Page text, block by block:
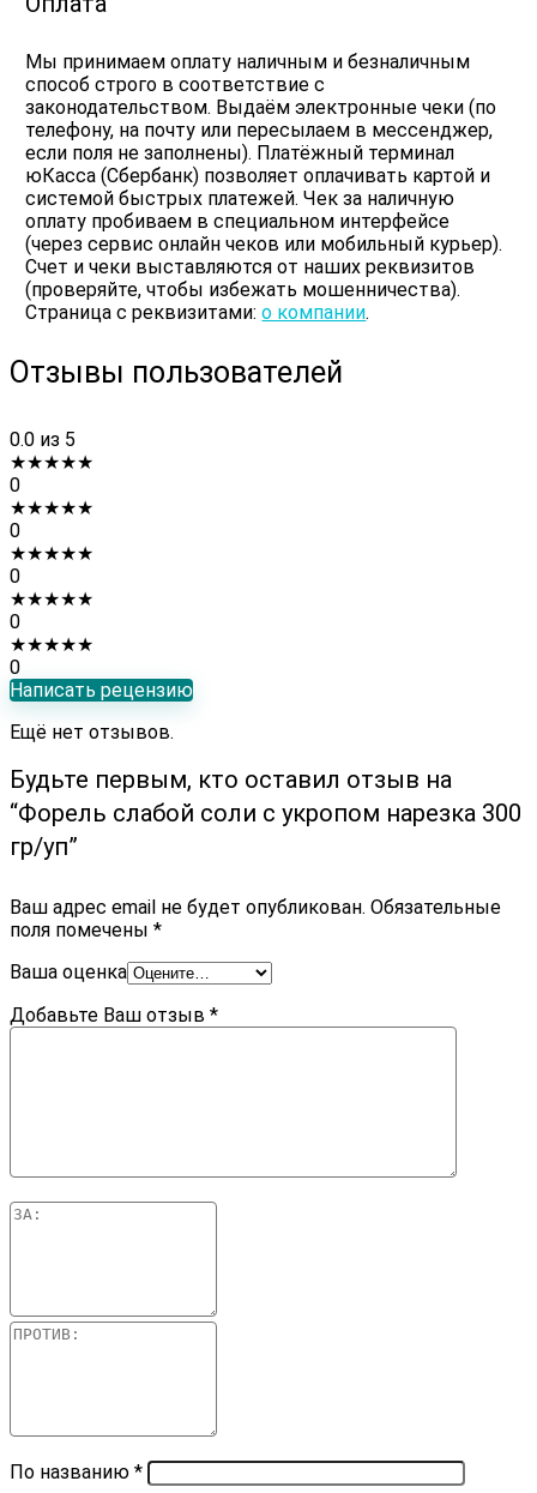
Мы принимаем оплату наличным и безналичным
способ строго в соответствие с
законодательством. Выдаём электронные чеки (по
телефону, на почту или пересылаем в мессенджер,
если поля не заполнены). Платёжный терминал
юКасса (Сбербанк) позволяет оплачивать картой и
системой быстрых платежей. Чек за наличную
оплату пробиваем в специальном интерфейсе
(через сервис онлайн чеков или мобильный курьер).
Счет и чеки выставляются от наших реквизитов
(проверяйте, чтобы избежать мошенничества).
Страница с реквизитами:о компании.
Отзывы пользователей
0.0 из 5
★★★★★
0
★★★★★
0
★★★★★
0
★★★★★
0
★★★★★
0
Написать рецензию
Ещё нет отзывов.
Будьте первым, кто оставил отзыв на
“Форель слабой соли с укропом нарезка 300
гр/уп”
Ваш адрес email не будет опубликован. Обязательные
поля помечены *
Ваша оценка
Добавьте Ваш отзыв *
По названию *